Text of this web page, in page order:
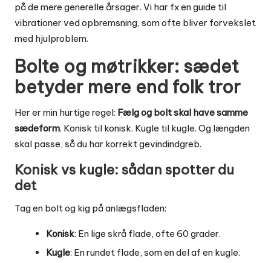
på de mere generelle årsager. Vi har fx en guide til
vibrationer ved opbremsning, som ofte bliver forvekslet
med hjulproblem.
Bolte og møtrikker: sædet
betyder mere end folk tror
Her er min hurtige regel: Fælg og bolt skal have samme
sædeform. Konisk til konisk. Kugle til kugle. Og længden
skal passe, så du har korrekt gevindindgreb.
Konisk vs kugle: sådan spotter du
det
Tag en bolt og kig på anlægsfladen:
Konisk: En lige skrå flade, ofte 60 grader.
Kugle: En rundet flade, som en del af en kugle.